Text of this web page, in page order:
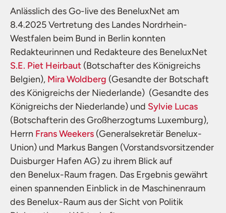
Anlässlich des Go-live des BeneluxNet am
8.4.2025 Vertretung des Landes Nordrhein-
Westfalen beim Bund in Berlin konnten
Redakteurinnen und Redakteure des BeneluxNet
S.E. Piet Heirbaut (Botschafter des Königreichs
Belgien), Mira Woldberg (Gesandte der Botschaft
des Königreichs der Niederlande) (Gesandte des
Königreichs der Niederlande) und Sylvie Lucas
(Botschafterin des Großherzogtums Luxemburg),
Herrn Frans Weekers (Generalsekretär Benelux-
Union) und Markus Bangen (Vorstandsvorsitzender
Duisburger Hafen AG) zu ihrem Blick auf
den Benelux-Raum fragen. Das Ergebnis gewährt
einen spannenden Einblick in de Maschinenraum
des Benelux-Raum aus der Sicht von Politik